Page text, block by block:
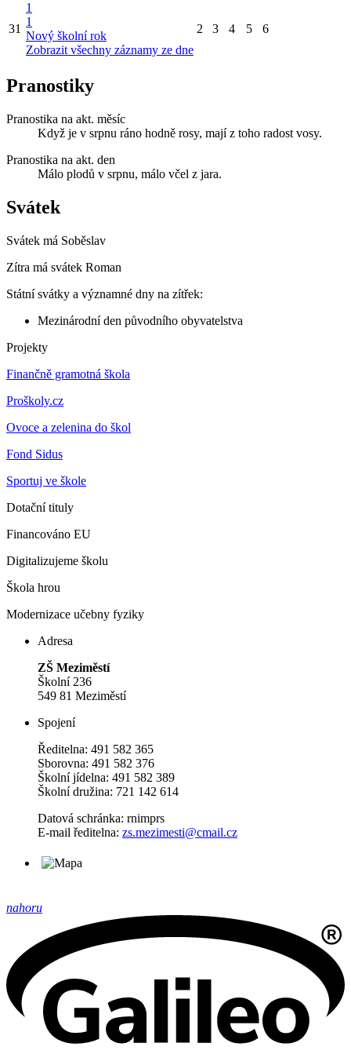
31
1
1
Nový školní rok
Zobrazit všechny záznamy ze dne
2 3 4 5 6
Pranostiky
Pranostika na akt. měsíc
Když je v srpnu ráno hodně rosy, mají z toho radost vosy.
Pranostika na akt. den
Málo plodů v srpnu, málo včel z jara.
Svátek
Svátek má Soběslav
Zítra má svátek Roman
Státní svátky a významné dny na zítřek:
Mezinárodní den původního obyvatelstva
Projekty
Finančně gramotná škola
Proškoly.cz
Ovoce a zelenina do škol
Fond Sidus
Sportuj ve škole
Dotační tituly
Financováno EU
Digitalizujeme školu
Škola hrou
Modernizace učebny fyziky
Adresa
ZŠ Meziměstí
Školní 236
549 81 Meziměstí
Spojení
Ředitelna: 491 582 365
Sborovna: 491 582 376
Školní jídelna: 491 582 389
Školní družina: 721 142 614
Datová schránka: rnimprs
E-mail ředitelna: zs.mezimesti@cmail.cz
nahoru